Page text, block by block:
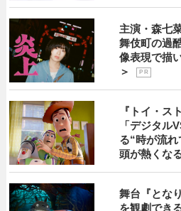
主演・森七
舞伎町の過
像表現で描
＞
P R
『トイ・
「デジタル
る“時が流れ
頭が熱くな
舞台『とな
を観劇でき